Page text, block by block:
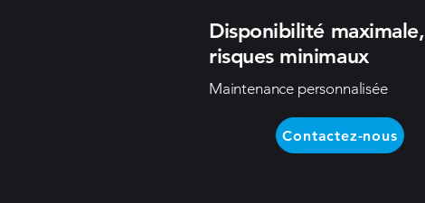
Disponibilité maximale,
risques minimaux
Maintenance personnalisée
Contactez-nous